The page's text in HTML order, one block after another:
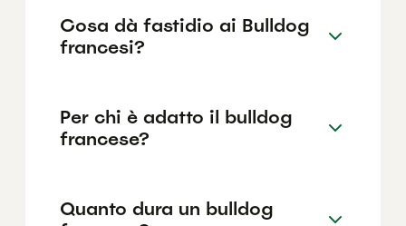
Cosa dà fastidio ai Bulldog
francesi?
Per chi è adatto il bulldog
francese?
Quanto dura un bulldog